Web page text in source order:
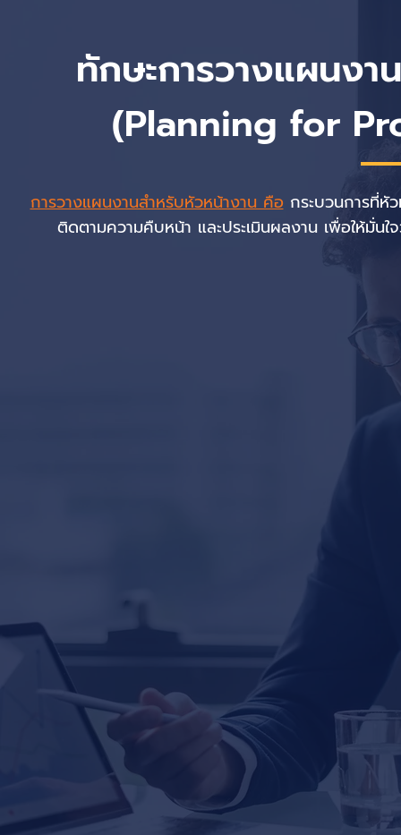
ทักษะการวางแผนง
(Planning for
การวางแผนงานสำหรับหัวหน้างาน คือกระบวนการที่หั
ติดตามความคืบหน้า และประเมินผลงาน เพื่อให้มั่น